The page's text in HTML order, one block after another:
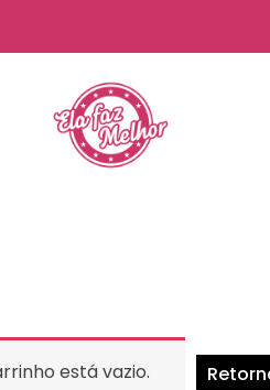
está vazio.